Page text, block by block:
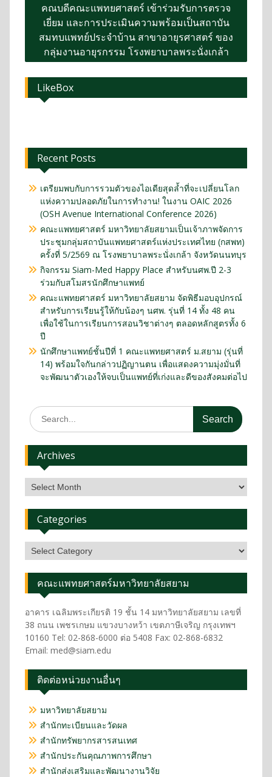
คณบดีคณะแพทยศาสตร์ เข้าร่วมรับการตรวจ
เยี่ยม และการประเมินความพร้อมเป็นสถาบัน
สมทบแพทย์ประจำบ้าน สาขาอายุรศาสตร์ ของ
กลุ่มงานอายุรกรรม โรงพยาบาลพระนั่งเกล้า
LikeBox
Recent Posts
เตรียมพบกับการรวมตัวของไอเดียสุดล้ำที่จะเปลี่ยนโลก
แห่งความปลอดภัยในการทำงาน! ในงาน OAIC 2026
(OSH Avenue International Conference 2026)
คณะแพทยศาสตร์ มหาวิทยาลัยสยามเป็นเจ้าภาพจัดการ
ประชุมกลุ่มสถาบันแพทยศาสตร์แห่งประเทศไทย (กสพท)
ครั้งที่ 5/2569 ณ โรงพยาบาลพระนั่งเกล้า จังหวัดนนทบุร
กิจกรรม Siam-Med Happy Place สำหรับนศพ.ปี 2-3
ร่วมกับสโมสรนักศึกษาแพทย์
คณะแพทยศาสตร์ มหาวิทยาลัยสยาม จัดพิธีมอบอุปกรณ์
สำหรับการเรียนรู้ให้กับน้องๆ นศพ. รุ่นที่ 14 ทั้ง 48 คน
เพื่อใช้ในการเรียนการสอนวิชาต่างๆ ตลอดหลักสูตรทั้ง 6
ปี
นักศึกษาแพทย์ชั้นปีที่ 1 คณะแพทยศาสตร์ ม.สยาม (รุ่นที่
14) พร้อมใจกันกล่าวปฏิญานตน เพื่อแสดงความมุ่งมั่นที่
จะพัฒนาตัวเองให้จบเป็นแพทย์ที่เก่งและดีของสังคมต่อไป
Archives
Categories
คณะแพทยศาสตร์มหาวิทยาลัยสยาม
อาคาร เฉลิมพระเกียรติ 19 ชั้น 14 มหาวิทยาลัยสยาม เลขที่
38 ถนน เพชรเกษม แขวงบางหว้า เขตภาษีเจริญ กรุงเทพฯ
10160 Tel: 02-868-6000 ต่อ 5408 Fax: 02-868-6832
Email: med@siam.edu
ติดต่อหน่วยงานอื่นๆ
มหาวิทยาลัยสยาม
สำนักทะเบียนและวัดผล
สำนักทรัพยากรสารสนเทศ
สำนักประกันคุณภาพการศึกษา
สำนักส่งเสริมและพัฒนางานวิจัย